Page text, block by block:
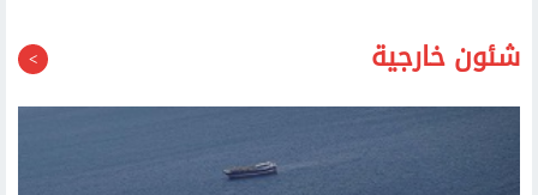
شئون خارجية